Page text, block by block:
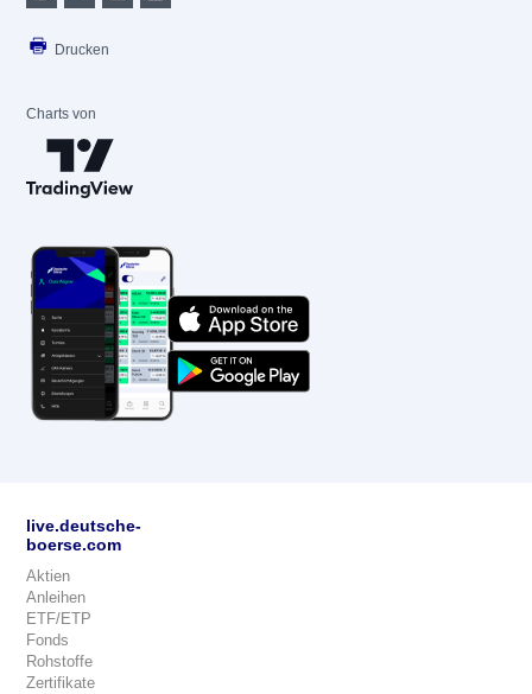
Drucken
Charts von
live.deutsche-
boerse.com
Aktien
Anleihen
ETF/ETP
Fonds
Rohstoffe
Zertifikate